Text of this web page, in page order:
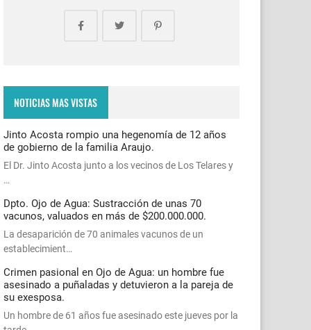
NOTICIAS MAS VISTAS
Jinto Acosta rompio una hegenomía de 12 años
de gobierno de la familia Araujo.
El Dr. Jinto Acosta junto a los vecinos de Los Telares y
…
Dpto. Ojo de Agua: Sustracción de unas 70
vacunos, valuados en más de $200.000.000.
La desaparición de 70 animales vacunos de un
establecimient…
Crimen pasional en Ojo de Agua: un hombre fue
asesinado a puñaladas y detuvieron a la pareja de
su exesposa.
Un hombre de 61 años fue asesinado este jueves por la